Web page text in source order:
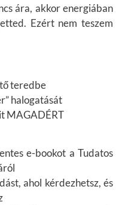
ára, akkor energiában
Ezért nem teszem
teredbe
halogatását
MAGADÉRT
e-bookot a Tudatos
ahol kérdezhetsz, és